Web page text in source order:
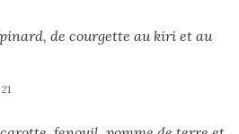
de courgette au kiri et au